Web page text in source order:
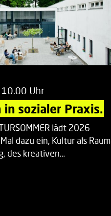
10.00 Uhr
in sozialer Praxis.
lädt 2026
dazu ein, Kultur als Raum
des kreativen…